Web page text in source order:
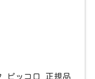
ピッコロ 正規品